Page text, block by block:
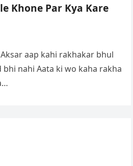
Khone Par Kya Kare
aap kahi rakhakar bhul
bhi nahi Aata ki wo kaha rakha